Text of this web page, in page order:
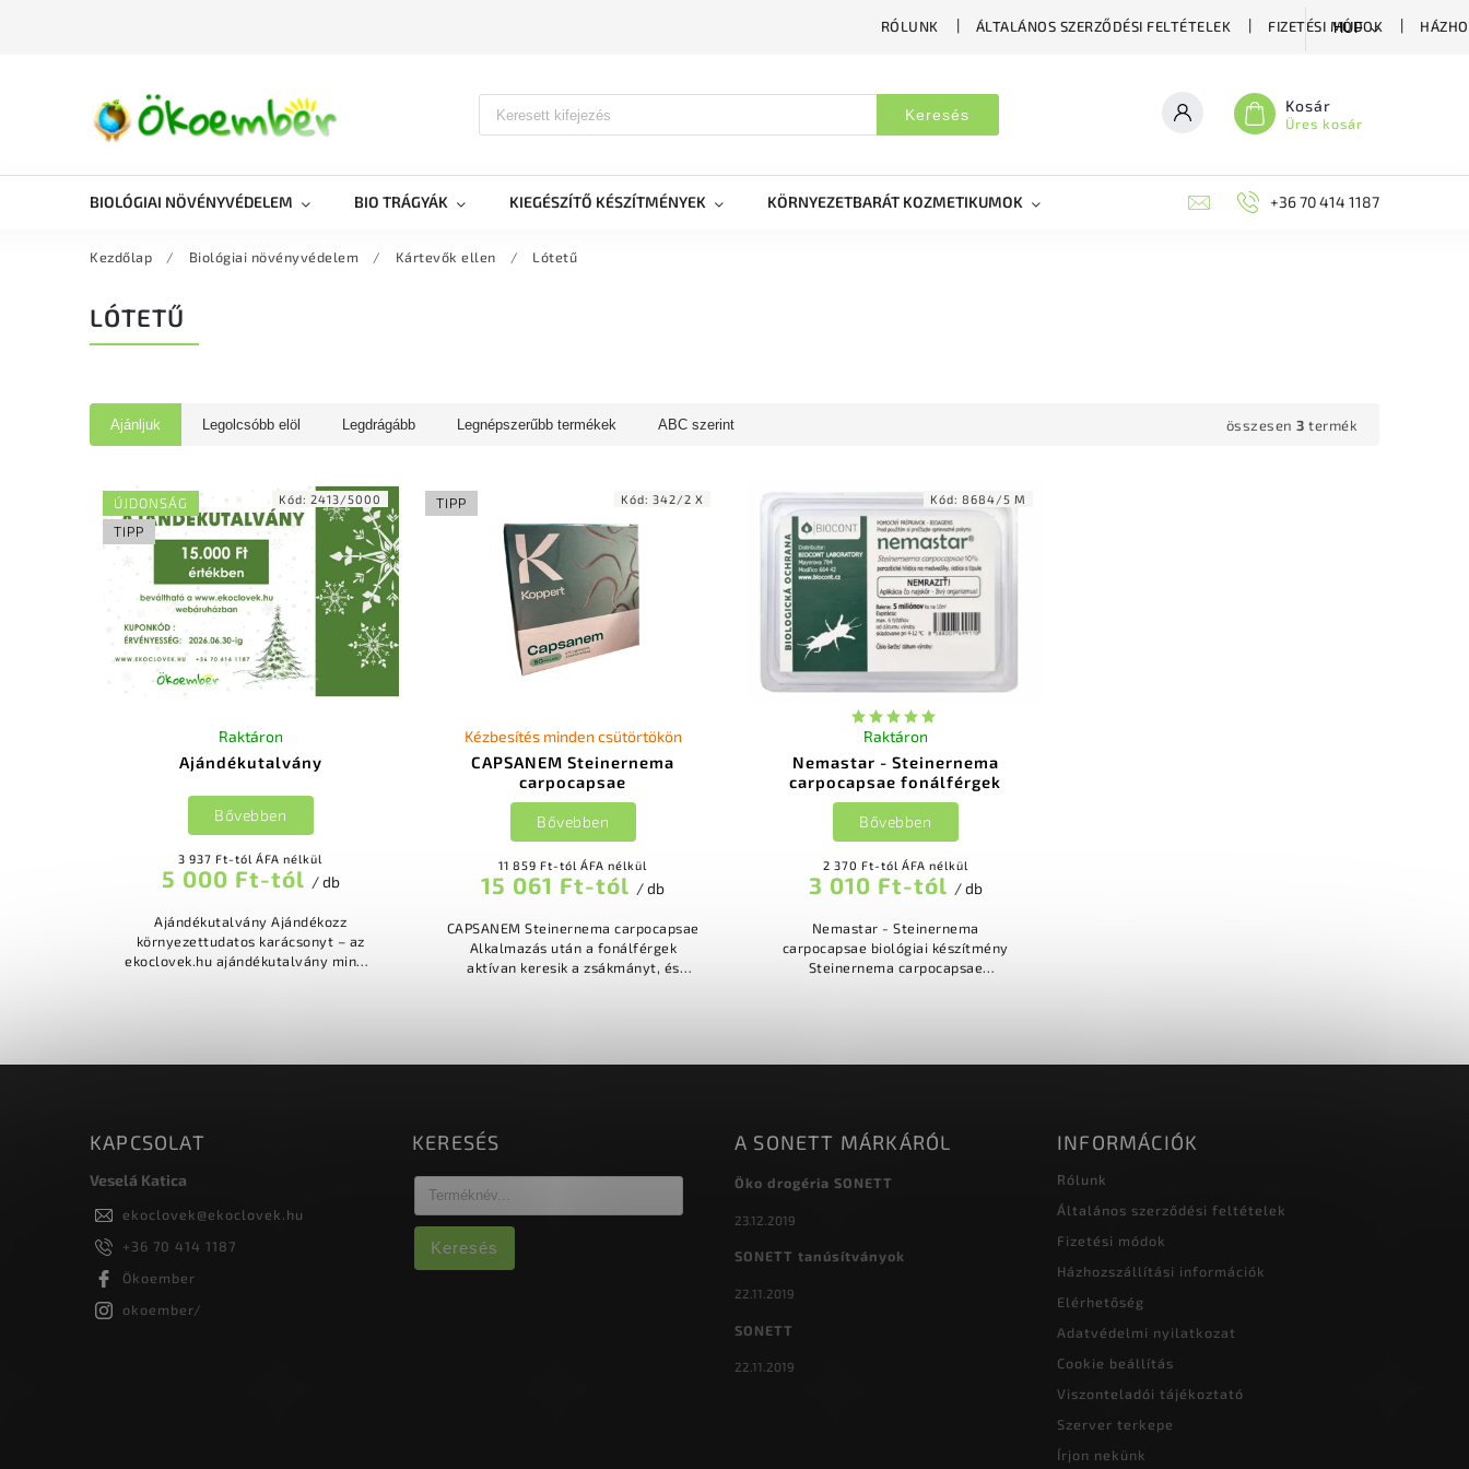
RÓLUNK ÁLTALÁNOS SZERZŐDÉSI FELTÉTELEK FIZETÉSI MÓDOK
HUF
Keresés Kosár
Üres kosár
BIOLÓGIAI NÖVÉNYVÉDELEM BIO TRÁGYÁK KIEGÉSZÍTŐ KÉSZÍTMÉNYEK KÖRNYEZETBARÁT KOZMETIKUMOK BLOG MÉHÉSZETI
+36 70 414 1187
Kezdőlap / Biológiai növényvédelem / Kártevők ellen / Lótetű
LÓTETŰ
Ajánljuk Legolcsóbb elöl Legdrágább Legnépszerűbb termékek ABC szerint összesen 3 termék
ÚJDONSÁG
TIPP
Ajándékutalvány
Raktáron
3 937 Ft-tól ÁFA nélkül
5 000 Ft-tól / db
Bővebben
Ajándékutalvány Ajándékozz
környezettudatos karácsonyt – az
ekoclovek.hu ajándékutalvány mindig
Kód:2413/5000 TIPP
CAPSANEM Steinernema
carpocapsae
Kézbesítés minden csütörtökön
11 859 Ft-tól ÁFA nélkül
15 061 Ft-tól / db
Bővebben
CAPSANEM Steinernema carpocapsae
Alkalmazás után a fonálférgek
aktívan keresik a zsákmányt, és
Kód:342/2 X
Nemastar - Steinernema
carpocapsae fonálférgek
Raktáron
2 370 Ft-tól ÁFA nélkül
3 010 Ft-tól / db
Bővebben
Nemastar - Steinernema
carpocapsae biológiai készítmény
Steinernema carpocapsae
Kód:8684/5 M
KAPCSOLAT
Veselá Katica
ekoclovek@ekoclovek.hu
+36 70 414 1187
Ökoember
okoember/
KERESÉS
Keresés
A SONETT MÁRKÁRÓL
Öko drogéria SONETT
23.12.2019
SONETT tanúsítványok
22.11.2019
SONETT
22.11.2019
INFORMÁCIÓK
Rólunk
Általános szerződési feltételek
Fizetési módok
Házhozszállítási információk
Elérhetőség
Adatvédelmi nyilatkozat
Cookie beállítás
Viszonteladói tájékoztató
Szerver terkepe
Írjon nekünk